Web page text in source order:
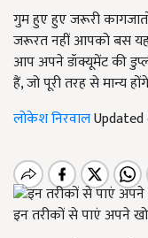
गुम हुए हुए जरूरी
जरूरत नहीं आपको बस
आप अपने डॉक्यूमेंट की
हैं, जो पूरी तरह से मान्य
लोकेश निरवालUpdated
इन तरीकों से पाएं अपने